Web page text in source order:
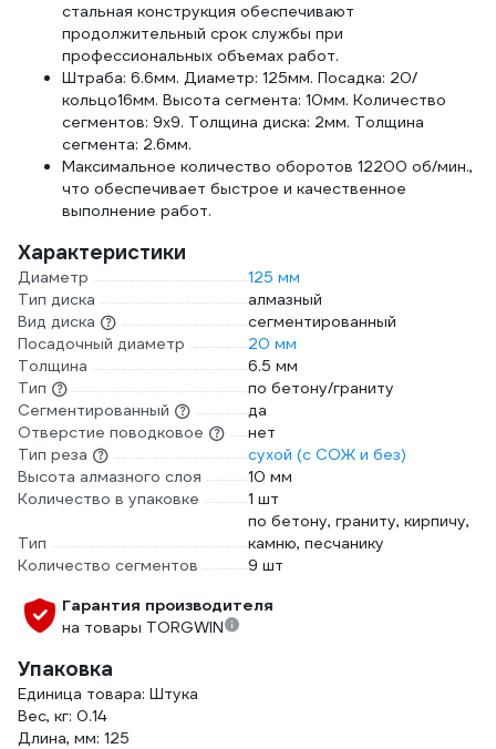
стальная конструкция обеспечивают
продолжительный срок службы при
профессиональных объемах работ.
Штраба: 6.6мм. Диаметр: 125мм. Посадка: 20/
кольцо16мм. Высота сегмента: 10мм. Количество
сегментов: 9х9. Толщина диска: 2мм. Толщина
сегмента: 2.6мм.
Максимальное количество оборотов 12200 об/мин.,
что обеспечивает быстрое и качественное
выполнение работ.
Характеристики
Диаметр
125 мм
Тип диска
алмазный
Вид диска
сегментированный
Посадочный диаметр
20 мм
Толщина
6.5 мм
Тип
по бетону/граниту
Сегментированный
да
Отверстие поводковое
нет
Тип реза
сухой (с СОЖ и без)
Высота алмазного слоя
10 мм
Количество в упаковке
1 шт
Тип
по бетону, граниту, кирпичу,
камню, песчанику
Количество сегментов
9 шт
Гарантия производителя
на товары TORGWIN
Упаковка
Единица товара: Штука
Вес, кг: 0.14
Длина, мм: 125